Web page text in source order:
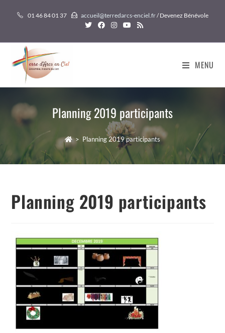
01 46 84 01 37 accueil@terredarcs-enciel.fr/ Devenez Bénévole
MENU
Planning 2019 participants
> Planning 2019 participants
Planning 2019 participants